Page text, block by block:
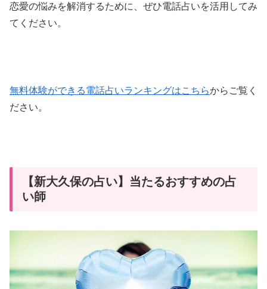
恋愛の悩みを解消するために、ぜひ電話占いを活用してみ
てください。
無料体験ができる電話占いランキングはこちらからご覧く
ださい。
【新大久保の占い】当たるおすすめの占
い師